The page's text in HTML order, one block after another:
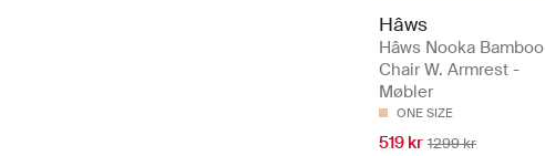
Hâws
Hâws Nooka Bamboo
Chair W. Armrest -
Møbler
ONE SIZE
519 kr 1299 kr